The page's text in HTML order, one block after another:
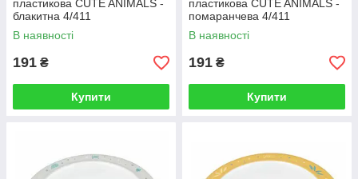
пластикова CUTE ANIMALS -
блакитна 4/411
В наявності
191 ₴
Купити
пластикова CUTE ANIMALS -
помаранчева 4/411
В наявності
191 ₴
Купити